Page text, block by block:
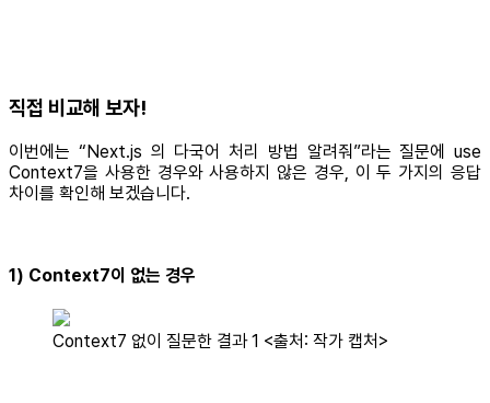
직접 비교해 보자!
이번에는 “Next.js 의 다국어 처리 방법 알려줘”라는 질문에 use
Context7을 사용한 경우와 사용하지 않은 경우, 이 두 가지의 응답
차이를 확인해 보겠습니다.
1) Context7이 없는 경우
Context7 없이 질문한 결과 1 <출처: 작가 캡처>